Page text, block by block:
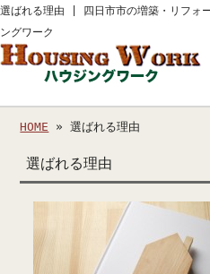
選ばれる理由 | 四日市市の増築・リフォ
ングワーク
HOME » 選ばれる理由
選ばれる理由